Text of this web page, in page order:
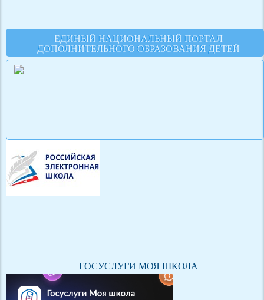
ЕДИНЫЙ НАЦИОНАЛЬНЫЙ ПОРТАЛ
ДОПОЛНИТЕЛЬНОГО ОБРАЗОВАНИЯ ДЕТЕЙ
ГОСУСЛУГИ МОЯ ШКОЛА